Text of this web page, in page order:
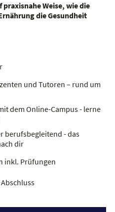
Weise, wie die
die Gesundheit
und Tutoren – rund um
dem Online-Campus - lerne
berufsbegleitend - das
dir
inkl. Prüfungen